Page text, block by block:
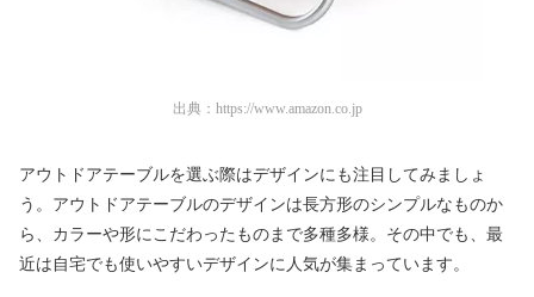
出典： https://www.amazon.co.jp
アウトドアテーブルを選ぶ際はデザインにも注目してみましょ
う。アウトドアテーブルのデザインは長方形のシンプルなものか
ら、カラーや形にこだわったものまで多種多様。その中でも、最
近は自宅でも使いやすいデザインに人気が集まっています。